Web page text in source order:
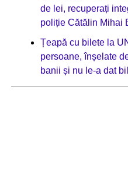
de lei, recuperați
poliție Cătălin Mihai
Țeapă cu bilete la
persoane, înșelate
banii și nu le-a dat